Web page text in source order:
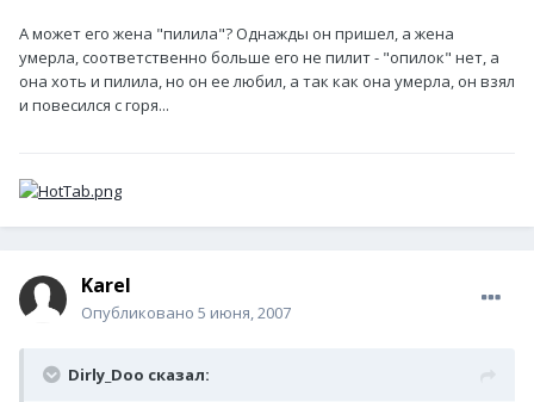
А может его жена "пилила"? Однажды он пришел, а жена
умерла, соответственно больше его не пилит - "опилок" нет, а
она хоть и пилила, но он ее любил, а так как она умерла, он взял
и повесился с горя...
Karel
Опубликовано 5 июня, 2007
Dirly_Doo сказал: